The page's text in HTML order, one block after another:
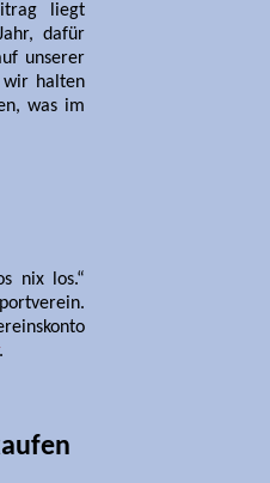
liegt
dafür
unserer
wir halten
was im
nix los.“